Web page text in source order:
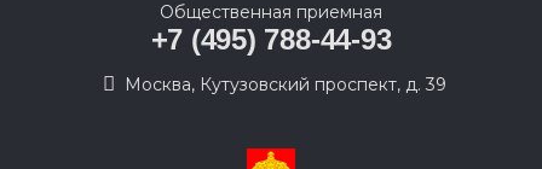
Общественная приемная
+7 (495) 788-44-93
Москва, Кутузовский проспект, д. 39